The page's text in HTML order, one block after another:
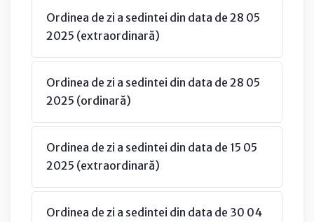
Ordinea de zi a sedintei din data de 28 05
2025 (extraordinară)
Ordinea de zi a sedintei din data de 28 05
2025 (ordinară)
Ordinea de zi a sedintei din data de 15 05
2025 (extraordinară)
Ordinea de zi a sedintei din data de 30 04